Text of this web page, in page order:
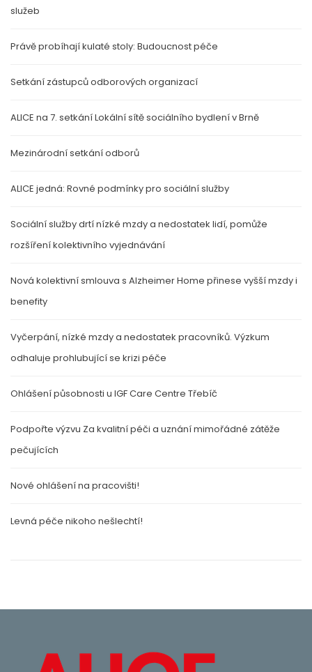
služeb
Právě probíhají kulaté stoly: Budoucnost péče
Setkání zástupců odborových organizací
ALICE na 7. setkání Lokální sítě sociálního bydlení v Brně
Mezinárodní setkání odborů
ALICE jedná: Rovné podmínky pro sociální služby
Sociální služby drtí nízké mzdy a nedostatek lidí, pomůže
rozšíření kolektivního vyjednávání
Nová kolektivní smlouva s Alzheimer Home přinese vyšší mzdy i
benefity
Vyčerpání, nízké mzdy a nedostatek pracovníků. Výzkum
odhaluje prohlubující se krizi péče
Ohlášení působnosti u IGF Care Centre Třebíč
Podpořte výzvu Za kvalitní péči a uznání mimořádné zátěže
pečujících
Nové ohlášení na pracovišti!
Levná péče nikoho nešlechtí!